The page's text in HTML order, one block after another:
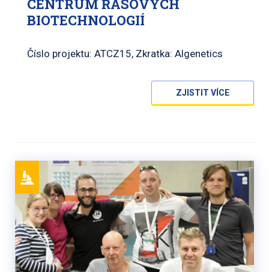
CENTRUM ŘASOVÝCH
BIOTECHNOLOGIÍ
Číslo projektu: ATCZ15, Zkratka: Algenetics
ZJISTIT VÍCE